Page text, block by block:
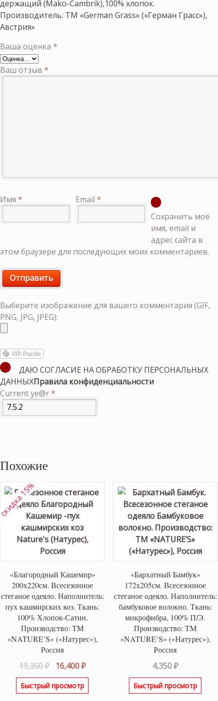
держащий (Mako-Cambrik),100% хлопок.
Производитель: ТМ «German Grass» («Герман Грасс»),
Австрия»
Ваша оценка *
Ваш отзыв *
Имя * Email *
Сохранить моё
имя, email и
адрес сайта в
этом браузере для последующих моих комментариев.
Выберите изображение для вашего комментария (GIF,
PNG, JPG, JPEG):
ДАЮ СОГЛАСИЕ НА ОБРАБОТКУ ПЕРСОНАЛЬНЫХ
ДАННЫХПравила конфиденциальности
Current ye@r*
Похожие
«Благородный Кашемир»
200х220см. Всесезонное
стеганое одеяло. Наполнитель:
пух кашмирских коз. Ткань:
100% Хлопок-Сатин.
Производство: ТМ
«NATURE’S» («Натурес»),
Россия
19,350₽
Первоначальная
цена
составляла
16,400₽Текущая
цена:
Быстрый просмотр
15%
«Бархатный Бамбук»
172х205см. Всесезонное
стеганое одеяло. Наполнитель:
бамбуковое волокно. Ткань:
микрофибра, 100% П/Э.
Производство: ТМ
«NATURE’S» («Натурес»),
Россия
4,350₽
Быстрый просмотр